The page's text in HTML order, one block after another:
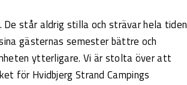
De står aldrig stilla och strävar hela tiden
gästernas semester bättre och
ytterligare. Vi är stolta över att
för Hvidbjerg Strand Campings